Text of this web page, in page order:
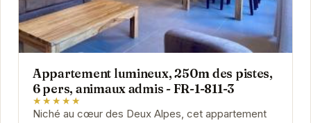
Appartement lumineux, 250m des pistes,
6 pers, animaux admis - FR-1-811-3
★★★★★
Niché au cœur des Deux Alpes, cet appartement